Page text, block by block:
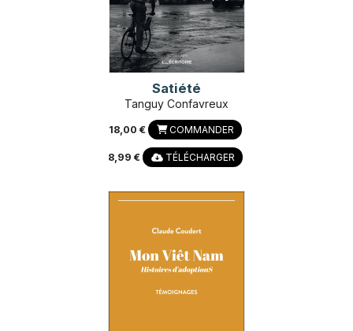
Satiété
Tanguy Confavreux
18,00 € COMMANDER
8,99 € TÉLÉCHARGER